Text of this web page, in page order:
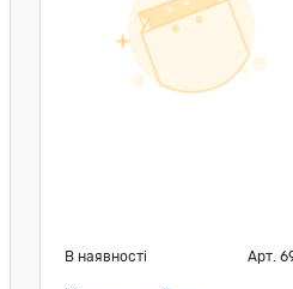
В наявності Арт.